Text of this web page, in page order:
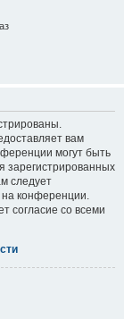
вам
могут быть
зарегистрированных
следует
конференции.
согласие со всеми